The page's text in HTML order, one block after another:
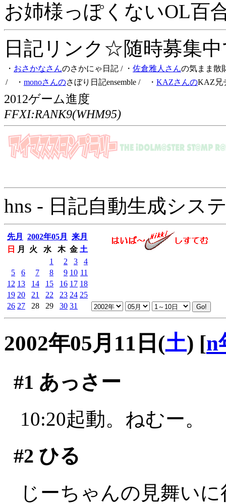
お姉様っぽくないOL百
日記リンク☆随時募集
・ おさかなさんのさかにゃ日記 / ・ 佐倉雅人さんの気まま散
/ ・ monoさんのさぼり日記ensemble / ・ KAZさんのKAZ兄
2012ゲーム進度
FFXI:RANK9(WHM95)
hns - 日記自動生成シス
先月 2002年05月
来月
日
月 火 水 木 金 土
1
2 3
4
5
6 7 8 9 10 11
12 13 14 15 16 17 18
19 20 21 22 23 24 25
26 27 28 29 30 31
2002年05月11日(土) [n
#1 あっさー
10:20起動。ねむー。
#2 ひる
じーちゃんの見舞い